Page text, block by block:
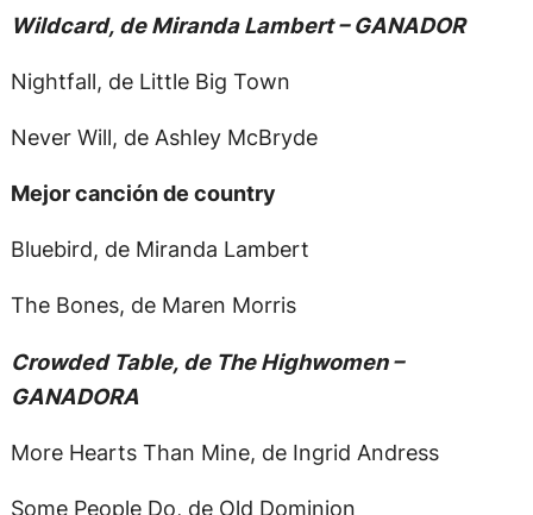
Wildcard, de Miranda Lambert – GANADOR
Nightfall, de Little Big Town
Never Will, de Ashley McBryde
Mejor canción de country
Bluebird, de Miranda Lambert
The Bones, de Maren Morris
Crowded Table, de The Highwomen –
GANADORA
More Hearts Than Mine, de Ingrid Andress
Some People Do, de Old Dominion